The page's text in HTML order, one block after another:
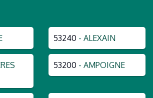
53240 - ALEXAIN
53200 - AMPOIGNE